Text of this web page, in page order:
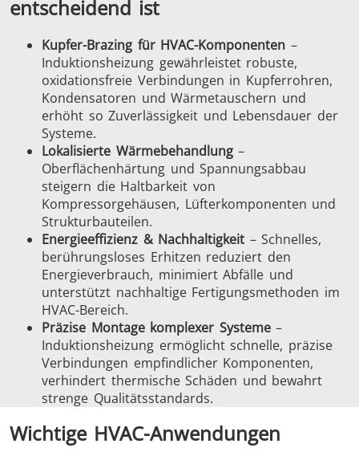
Generator mit
Controller
Generatoren
Serie SH Heizkopf
Automotive Befestigung
Draht-
entscheidend ist
Kupfer-Brazing für HVAC-Komponenten –
Induktionsheizung gewährleistet robuste,
oxidationsfreie Verbindungen in Kupferrohren,
Kondensatoren und Wärmetauschern und
erhöht so Zuverlässigkeit und Lebensdauer der
Systeme.
Lokalisierte Wärmebehandlung–
Oberflächenhärtung und Spannungsabbau
steigern die Haltbarkeit von
Kompressorgehäusen, Lüfterkomponenten und
Strukturbauteilen.
Energieeffizienz & Nachhaltigkeit – Schnelles,
berührungsloses Erhitzen reduziert den
Energieverbrauch, minimiert Abfälle und
unterstützt nachhaltige Fertigungsmethoden im
HVAC-Bereich.
Präzise Montage komplexer Systeme–
Induktionsheizung ermöglicht schnelle, präzise
Verbindungen empfindlicher Komponenten,
verhindert thermische Schäden und bewahrt
strenge Qualitätsstandards.
Wichtige HVAC-Anwendungen